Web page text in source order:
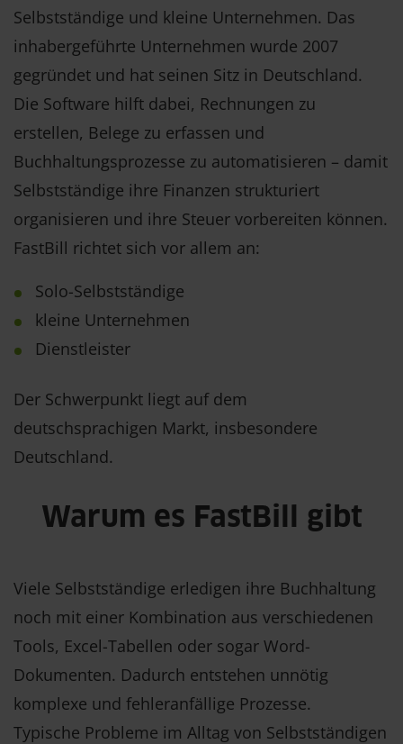
Selbstständige und kleine Unternehmen. Das
inhabergeführte Unternehmen wurde 2007
gegründet und hat seinen Sitz in Deutschland.
Die Software hilft dabei, Rechnungen zu
erstellen, Belege zu erfassen und
Buchhaltungsprozesse zu automatisieren – damit
Selbstständige ihre Finanzen strukturiert
organisieren und ihre Steuer vorbereiten können.
FastBill richtet sich vor allem an:
Solo-Selbstständige
kleine Unternehmen
Dienstleister
Der Schwerpunkt liegt auf dem
deutschsprachigen Markt, insbesondere
Deutschland.
Warum es FastBill gibt
Viele Selbstständige erledigen ihre Buchhaltung
noch mit einer Kombination aus verschiedenen
Tools, Excel-Tabellen oder sogar Word-
Dokumenten. Dadurch entstehen unnötig
komplexe und fehleranfällige Prozesse.
Typische Probleme im Alltag von Selbstständigen